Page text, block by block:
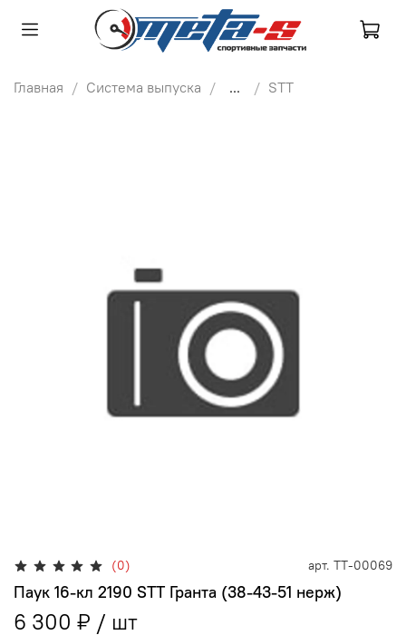
Главная Система выпуска ... STT
(0) арт. ТТ-00069
Паук 16-кл 2190 STT Гранта (38-43-51 нерж)
6 300 ₽